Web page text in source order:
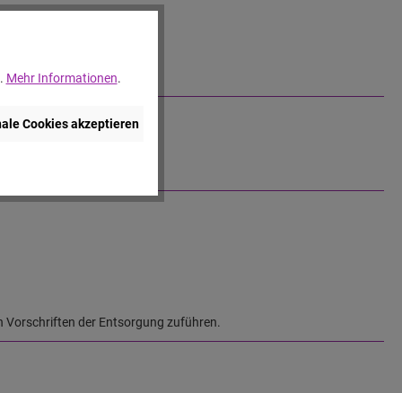
der Entsorgung zuführen.
Mehr Informationen.
Cookies akzeptieren